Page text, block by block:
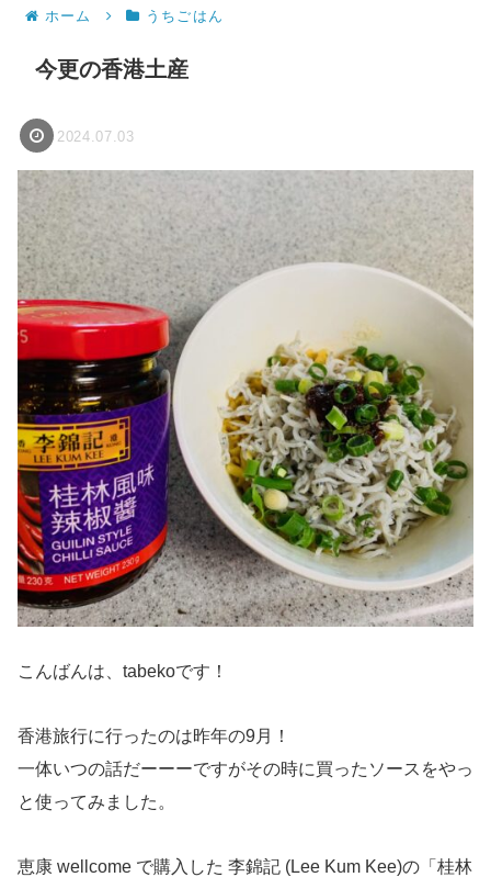
ホーム うちごはん
今更の香港土産
2024.07.03
こんばんは、tabekoです！
香港旅行に行ったのは昨年の9月！
一体いつの話だーーーですがその時に買ったソースをやっ
と使ってみました。
恵康 wellcome で購入した 李錦記 (Lee Kum Kee)の「桂林